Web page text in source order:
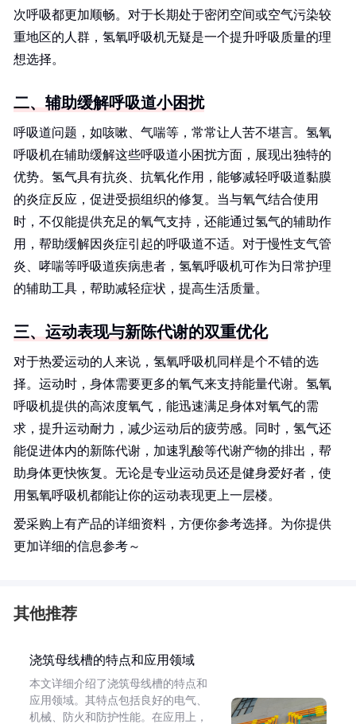
次呼吸都更加顺畅。对于长期处于密闭空间或空气污染较
重地区的人群，氢氧呼吸机无疑是一个提升呼吸质量的理
想选择。
二、辅助缓解呼吸道小困扰
呼吸道问题，如咳嗽、气喘等，常常让人苦不堪言。氢氧
呼吸机在辅助缓解这些呼吸道小困扰方面，展现出独特的
优势。氢气具有抗炎、抗氧化作用，能够减轻呼吸道黏膜
的炎症反应，促进受损组织的修复。当与氧气结合使用
时，不仅能提供充足的氧气支持，还能通过氢气的辅助作
用，帮助缓解因炎症引起的呼吸道不适。对于慢性支气管
炎、哮喘等呼吸道疾病患者，氢氧呼吸机可作为日常护理
的辅助工具，帮助减轻症状，提高生活质量。
三、运动表现与新陈代谢的双重优化
对于热爱运动的人来说，氢氧呼吸机同样是个不错的选
择。运动时，身体需要更多的氧气来支持能量代谢。氢氧
呼吸机提供的高浓度氧气，能迅速满足身体对氧气的需
求，提升运动耐力，减少运动后的疲劳感。同时，氢气还
能促进体内的新陈代谢，加速乳酸等代谢产物的排出，帮
助身体更快恢复。无论是专业运动员还是健身爱好者，使
用氢氧呼吸机都能让你的运动表现更上一层楼。
爱采购上有产品的详细资料，方便你参考选择。为你提供
更加详细的信息参考～
其他推荐
浇筑母线槽的特点和应用领域
本文详细介绍了浇筑母线槽的特点和
应用领域。其特点包括良好的电气、
机械、防火和防护性能。在应用上，